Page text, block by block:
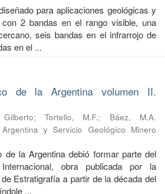
para aplicaciones geológicas y
2 bandas en el rango visible, una
seis bandas en el infrarrojo de
en el ...
de la Argentina volumen II.
;Tortello, M.F.; Báez, M.A.
y Servicio Geológico Minero
de la Argentina debió formar parte del
obra publicada por la
Estratigrafía a partir de la década del
...